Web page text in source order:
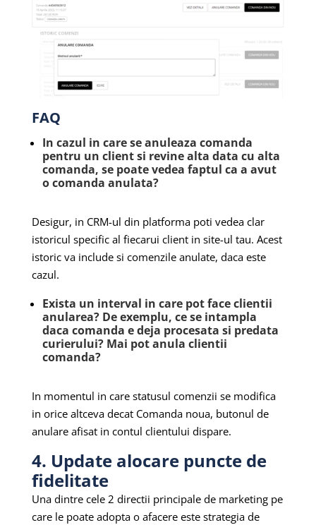
FAQ
In cazul in care se anuleaza comanda
pentru un client si revine alta data cu alta
comanda, se poate vedea faptul ca a avut
o comanda anulata?
Desigur, in CRM-ul din platforma poti vedea clar
istoricul specific al fiecarui client in site-ul tau. Acest
istoric va include si comenzile anulate, daca este
cazul.
Exista un interval in care pot face clientii
anularea? De exemplu, ce se intampla
daca comanda e deja procesata si predata
curierului? Mai pot anula clientii
comanda?
In momentul in care statusul comenzii se modifica
in orice altceva decat Comanda noua, butonul de
anulare afisat in contul clientului dispare.
4. Update alocare puncte de
fidelitate
Una dintre cele 2 directii principale de marketing pe
care le poate adopta o afacere este strategia de